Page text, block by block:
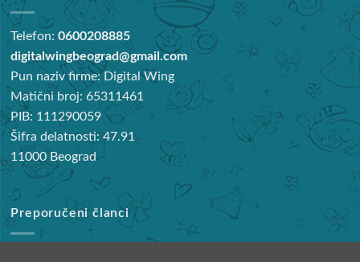
Telefon:0600208885
digitalwingbeograd@gmail.com
Pun naziv firme: Digital Wing
Matični broj: 65311461
PIB: 111290059
Šifra delatnosti: 47.91
11000 Beograd
Preporučeni članci